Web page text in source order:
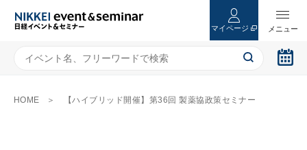
マイページ
HOME 【ハイブリッド開催】第36回 製薬協政策セミナー